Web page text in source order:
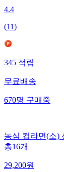
4.4
(11)
345적립
무료배송
670명구매중
농심 컵라면(소)
총16개
29,200원